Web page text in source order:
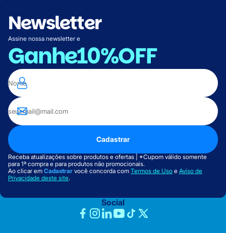
Newsletter
Assine nossa newsletter e
Ganhe10%OFF
Cadastrar
Receba atualizações sobre produtos e ofertas | *Cupom válido somente
para 1ª compra e para produtos não promocionais.
Ao clicar em Cadastrar você concorda com Termos de Uso e Aviso de
Privacidade deste site.
Social